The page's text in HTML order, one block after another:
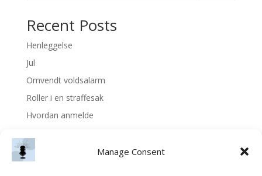
Manage Consent
Recent Posts
Henleggelse
Jul
Omvendt voldsalarm
Roller i en straffesak
Hvordan anmelde
Recent Comments